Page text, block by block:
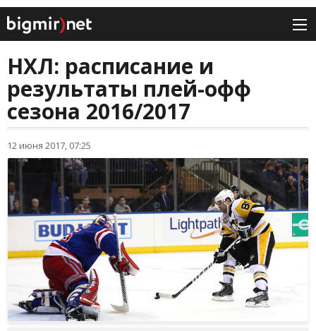
НХЛ: расписание и
результаты плей-офф
сезона 2016/2017
12 июня 2017, 07:25